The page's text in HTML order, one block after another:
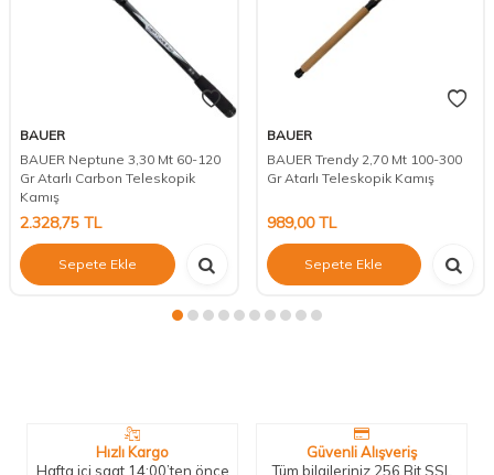
BAUER
BAUER Neptune 3,30 Mt 60-120
Gr Atarlı Carbon Teleskopik
Kamış
2.328,75 TL
Sepete Ekle
BAUER
BAUER Trendy 2,70 Mt 100-300
Gr Atarlı Teleskopik Kamış
989,00TL
Sepete Ekle
Hızlı Kargo
Hafta içi saat 14:00’ten önce
Güvenli Alışveriş
Tüm bilgileriniz 256 Bit SSL